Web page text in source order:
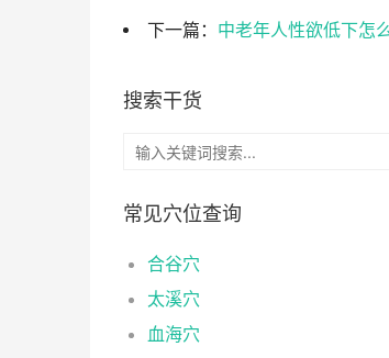
下一篇： 中老年人性欲低下怎
搜索干货
常见穴位查询
合谷穴
太溪穴
血海穴